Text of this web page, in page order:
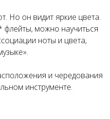
Но он видит яркие цвета.
флейты, можно научиться
ноты и цвета,
и чередования
инструменте.